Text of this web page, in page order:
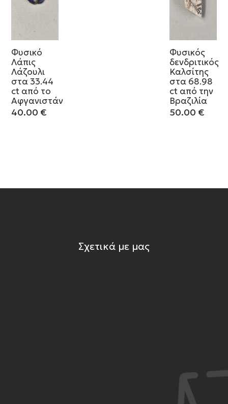
Φυσικό
Λάπις
Λάζουλι
στα 33.44
ct από το
Αφγανιστάν
40.00 €
Φυσικός
δενδριτικός
Καλσίτης
στα 68.98
ct από την
Βραζιλία
50.00 €
Σχετικά με μας